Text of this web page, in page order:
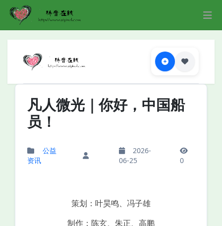
凡人微光｜你好，中国船
员！
公益
资讯
2026-
06-25
0
策划：叶昊鸣、冯子雄
制作：陈玄、朱正、高鹏